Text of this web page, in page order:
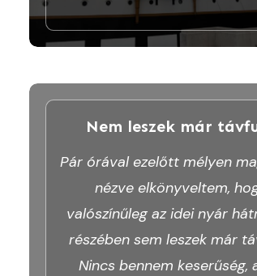
Nem leszek már
Pár órával ezelőtt mélyen
nézve elkönyveltem,
valószínűleg az idei nyár
részében sem leszek már
Nincs bennem keserűség,